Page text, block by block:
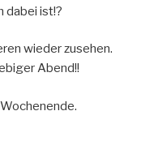
dabei ist!?
wieder zusehen.
Abend!!